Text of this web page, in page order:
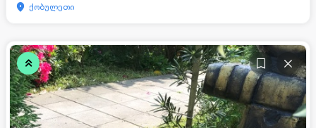
ქობულეთი